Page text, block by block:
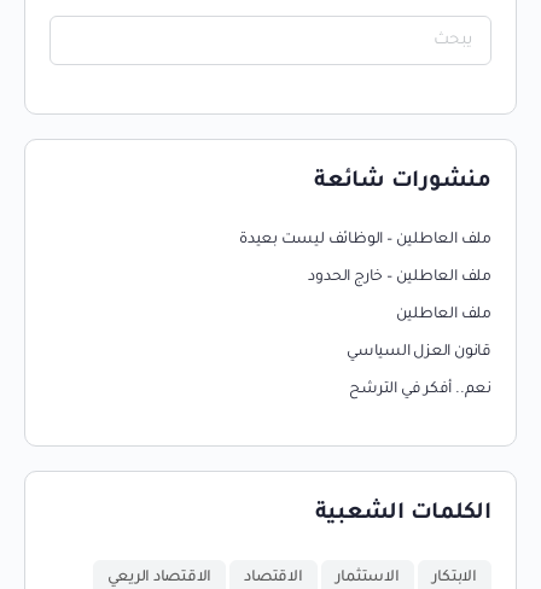
منشورات شائعة
ملف العاطلين – الوظائف ليست بعيدة
ملف العاطلين – خارج الحدود
ملف العاطلين
قانون العزل السياسي
نعم.. أفكر في الترشح
الكلمات الشعبية
الابتكار الاستثمار الاقتصاد الاقتصاد الريعي